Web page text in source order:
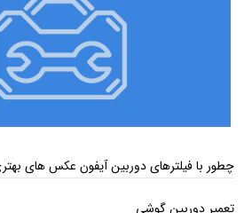
چطور با فیلترهای دوربین آیفون عکس‌ های
تعمیر دوربین گوشی